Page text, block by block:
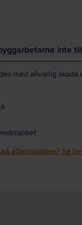
inte
med allvarlig skada
arbetsplatsen? Se